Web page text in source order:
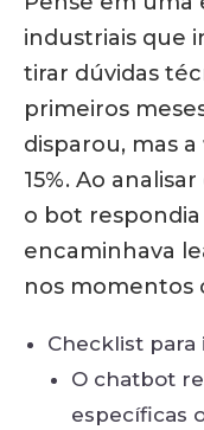
industriais que
tirar dúvidas
primeiros
disparou, mas a
15%. Ao
o bot
encaminhava
nos momentos
Checklist
O chatbot
específicas